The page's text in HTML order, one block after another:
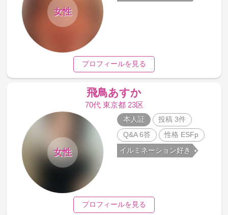
女性
プロフィールを見る
飛鳥あすか
70代 東京都 23区
女性
本人証
投稿 3件
Q&A 6答
性格 ESFp
イルミネーション好き
プロフィールを見る